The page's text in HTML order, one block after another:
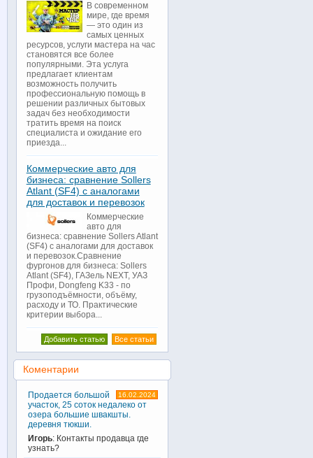
В современном
мире, где время
— это один из
самых ценных
ресурсов, услуги мастера на час
становятся все более
популярными. Эта услуга
предлагает клиентам
возможность получить
профессиональную помощь в
решении различных бытовых
задач без необходимости
тратить время на поиск
специалиста и ожидание его
приезда...
Коммерческие авто для
бизнеса: сравнение Sollers
Atlant (SF4) с аналогами
для доставок и перевозок
Коммерческие
авто для
бизнеса: сравнение Sollers Atlant
(SF4) с аналогами для доставок
и перевозок.Сравнение
фургонов для бизнеса: Sollers
Atlant (SF4), ГАЗель NEXT, УАЗ
Профи, Dongfeng K33 - по
грузоподъёмности, объёму,
расходу и ТО. Практические
критерии выбора...
Все статьи
Добавить статью
Коментарии
16.02.2024
Продается большой
участок, 25 соток недалеко от
озера большие швакшты.
деревня тюкши.
Игорь: Контакты продавца где
узнать?